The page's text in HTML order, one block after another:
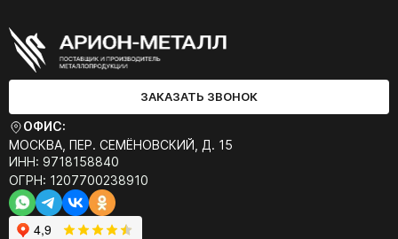
ЗАКАЗАТЬ ЗВОНОК
ОФИС:
МОСКВА, ПЕР. СЕМЁНОВСКИЙ, Д. 15
ИНН: 9718158840
ОГРН: 1207700238910